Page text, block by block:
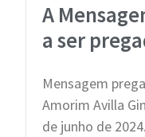
A
a ser
Mensagem
Amorim Avilla
de junho de